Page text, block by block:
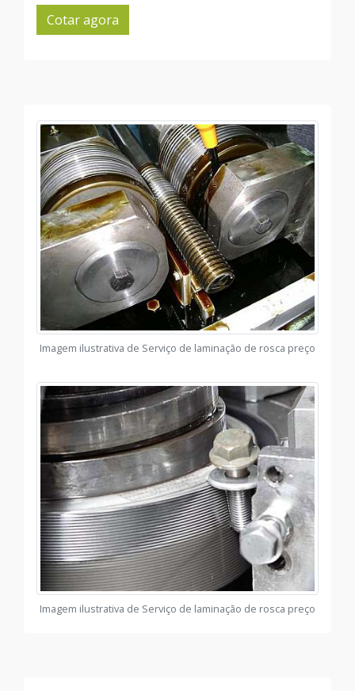
Cotar agora
Imagem ilustrativa de Serviço de laminação de rosca preço
Imagem ilustrativa de Serviço de laminação de rosca preço